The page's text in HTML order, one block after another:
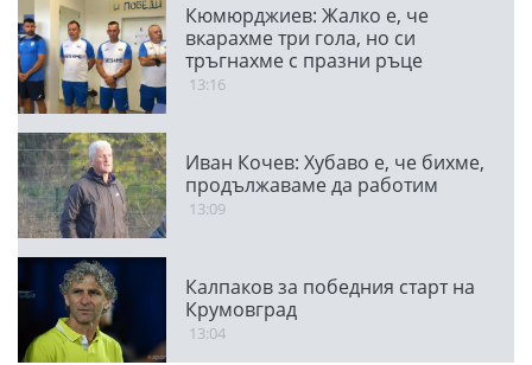
Кюмюрджиев: Жалко е, че
вкарахме три гола, но си
тръгнахме с празни ръце
13:16
Иван Кочев: Хубаво е, че бихме,
продължаваме да работим
13:09
Калпаков за победния старт на
Крумовград
13:04